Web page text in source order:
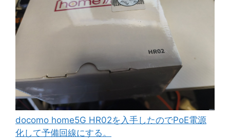
docomo home5G HR02を入手したのでPoE電源
化して予備回線にする。